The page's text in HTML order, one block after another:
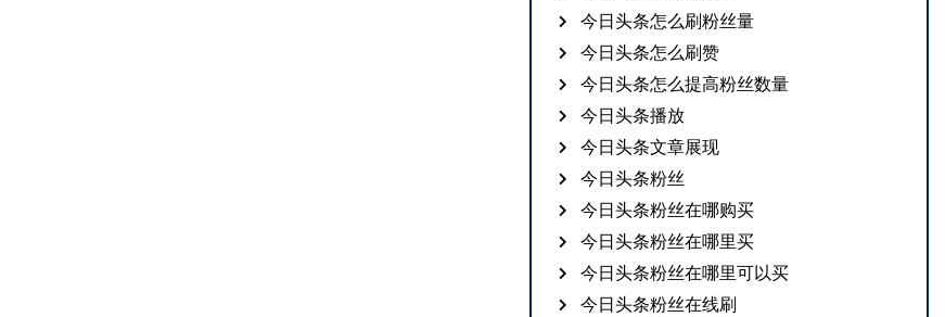
今日头条怎么刷粉丝量
今日头条怎么刷赞
今日头条怎么提高粉丝数量
今日头条播放
今日头条文章展现
今日头条粉丝
今日头条粉丝在哪购买
今日头条粉丝在哪里买
今日头条粉丝在哪里可以买
今日头条粉丝在线刷